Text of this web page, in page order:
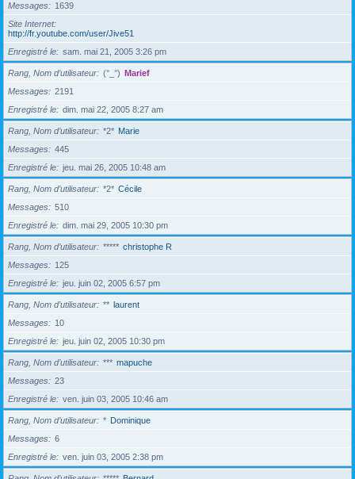
Messages
1639
Site Internet
http://fr.youtube.com/user/Jive51
Enregistré le
sam. mai 21, 2005 3:26 pm
Rang, Nom d’utilisateur (°_°) Marief
Messages
2191
Enregistré le
dim. mai 22, 2005 8:27 am
Rang, Nom d’utilisateur *2* Marie
Messages
445
Enregistré le
jeu. mai 26, 2005 10:48 am
Rang, Nom d’utilisateur *2* Cécile
Messages
510
Enregistré le
dim. mai 29, 2005 10:30 pm
Rang, Nom d’utilisateur ***** christophe R
Messages
125
Enregistré le
jeu. juin 02, 2005 6:57 pm
Rang, Nom d’utilisateur ** laurent
Messages
10
Enregistré le
jeu. juin 02, 2005 10:30 pm
Rang, Nom d’utilisateur *** mapuche
Messages
23
Enregistré le
ven. juin 03, 2005 10:46 am
Rang, Nom d’utilisateur * Dominique
Messages
6
Enregistré le
ven. juin 03, 2005 2:38 pm